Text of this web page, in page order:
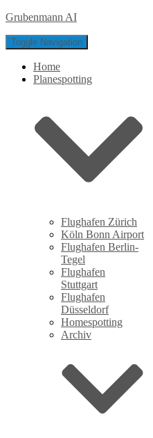
Grubenmann AI
Toggle Navigation
Home
Planespotting
Flughafen Zürich
Köln Bonn Airport
Flughafen Berlin-
Tegel
Flughafen
Stuttgart
Flughafen
Düsseldorf
Homespotting
Archiv